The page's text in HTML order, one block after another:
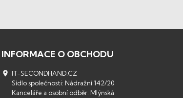
INFORMACE O OBCHODU
 IT-SECONDHAND.CZ
Sídlo společnosti: Nádražní 142/20
Kanceláře a osobní odběr: Mlýnská